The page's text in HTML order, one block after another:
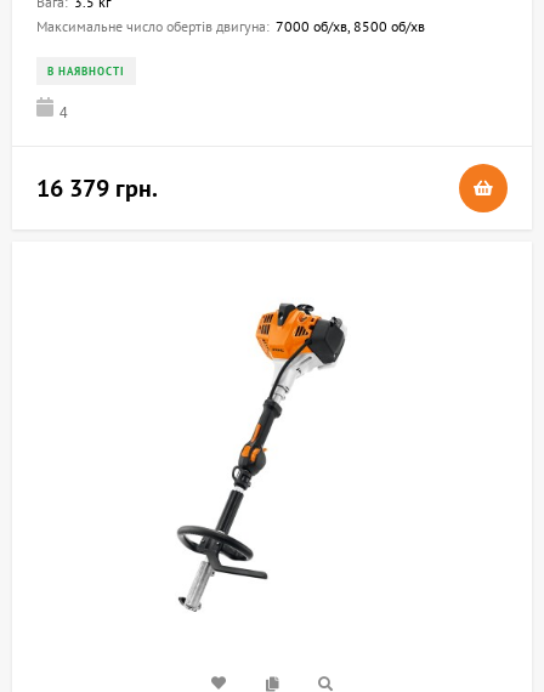
Максимальне число обертів двигуна: 7000 об/хв, 8500 об/хв
В НАЯВНОСТІ
4
16 379 грн.